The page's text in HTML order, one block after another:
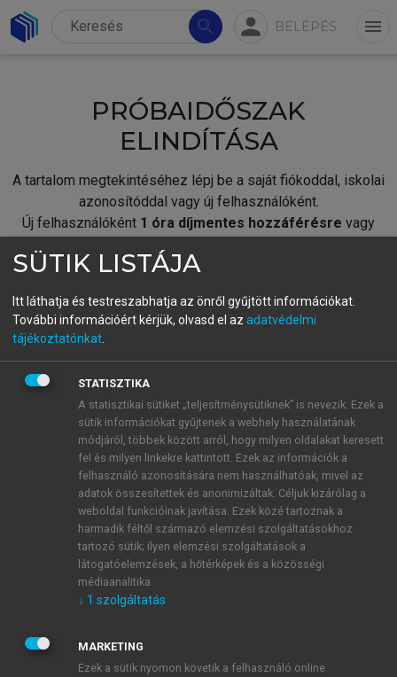
search person BELÉPÉS menu
PRÓBAIDŐSZAK
ELINDÍTÁSA
A tartalom megtekintéséhez lépj be a saját fiókoddal, iskolai
azonosítóddal vagy új felhasználóként.
Új felhasználóként 1 óra díjmentes hozzáférésre vagy
fiókoddal,vagy hozz létre új fiókot.
A regisztráció után apróbaidőszakautomatikusan
BELÉPÉS SAJÁT FIÓKKAL
ÚJ FIÓK LÉTREHOZÁSA
1 óra díjmentes hozzáférés
E-MAIL-CÍM
JELSZÓ
SÜTIK LISTÁJA
Itt láthatja és testreszabhatja az önről gyűjtött információkat.
További információért kérjük, olvasd el az adatvédelmi
tájékoztatónkat
STATISZTIKA
A statisztikai sütiket „teljesítménysütiknek” is nevezik. Ezek a
sütik információkat gyűjtenek a webhely használatának
módjáról, többek között arról, hogy milyen oldalakat keresett
fel és milyen linkekre kattintott. Ezek az információk a
felhasználó azonosítására nem használhatóak, mivel az
adatok összesítettek és anonimizáltak. Céljuk kizárólag a
weboldal funkcióinak javítása. Ezek közé tartoznak a
harmadik féltől származó elemzési szolgáltatásokhoz
tartozó sütik; ilyen elemzési szolgáltatások a
látogatóelemzések, a hőtérképek és a közösségi
médiaanalitika.
↓ 1 szolgáltatás
MARKETING
Ezek a sütik nyomon követik a felhasználó online